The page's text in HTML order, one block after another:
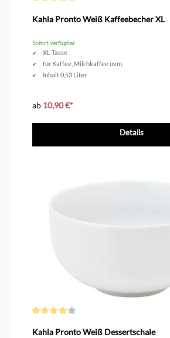
Kahla Pronto Weiß Kaffeebecher XL
Sofort verfügbar
XL Tasse
für Kaffee, Milchkaffee uvm.
Inhalt 0,53 Liter
ab 10,90 €*
Details
Kahla Pronto Weiß Dessertschale